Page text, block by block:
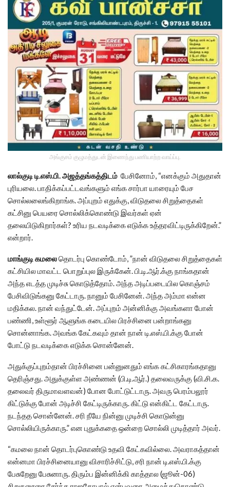
அங்குசம் குழுமத்துடன் இணைந்து பணியாற்ற வாய்ப்பு.
லால்குடி டி.எஸ்.பி.அஜத்தங்கத்திடம் பேசினோம், “எனக்கும் அதுதான்
புரியலை. பாதிக்கப்பட்டவங்களும் எங்க சார்பா யாரையும் பேச
சொல்லலைங்கிறாங்க. அப்புறம் எதுக்கு, விடுதலை சிறுத்தைகள்
கட்சினு பெயரை சொல்லிக்கொண்டு இவர்கள் ஏன்
தலையிடுகிறார்கள்? உரிய நடவடிக்கை எடுக்க உத்தரவிட்டிருக்கிறேன்.”
என்றார்.
மாங்குடி கமலைதொடர்பு கொண்டோம், ”நான் விடுதலை சிறுத்தைகள்
கட்சியில மாவட்ட பொறுப்புல இருக்கேன். பி.டி.ஆர்.க்கு நாங்கதான்
அந்த எடத்த முடிச்சு கொடுத்தோம். அந்த அடிப்படையில கொஞ்சம்
பேசிவிடுங்கனு கேட்டாரு. நானும் பேசினேன். அந்த அம்மா என்ன
மதிக்கல. நான் வந்துட்டேன். அப்புறம் அன்னிக்கு அவங்களா போன்
பண்ணி, உள்ளூர் ஆளுங்க கடையில பிரச்சினை பன்றாங்கனு
சொன்னாங்க. அவங்க கேட்கவும் தான் நான் டி.எஸ்.பி.க்கு போன்
போட்டு நடவடிக்கை எடுக்க சொன்னேன்.
அதுக்குப்புறம்தான் பிரச்சினை பன்னுனதும் எங்க கட்சிகாரங்கதானு
தெரிஞ்சது. அதுக்குள்ள அண்ணன் (பி.டி.ஆர்.) தலைவருக்கு (வி.சி.க.
தலைவர் திருமாவளவன்) போன போட்டுட்டாரு. அவரு பெரம்பலூர்
கிட்டுக்கு போன் அடிச்சி கேட்டிருக்காரு. கிட்டு என்கிட்ட கேட்டாரு.
நடந்தத சொன்னேன். சரி நீயே நின்னு முடிச்சி கொடுன்னு
சொல்லியிருக்காரு.” என புதுக்கதை ஒன்றை சொல்லி முடித்தார் அவர்.
“கமலை நான் தொடர்புகொண்டு உதவி கேட்கவில்லை. அவராகத்தான்
என்னமா பிரச்சினையானு விசாரிச்சிட்டு, சரி நான் டி.எஸ்.பி.க்கு
பேசுறேனு பேசுனாரு. திரும்ப இன்னிக்கி காத்தால (ஜூன்-06)